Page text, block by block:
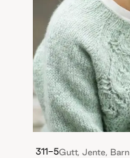
311-5Gutt, Jente, Barn